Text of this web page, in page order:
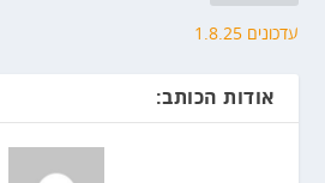
עדכונים 1.8.25
אודות הכותב: